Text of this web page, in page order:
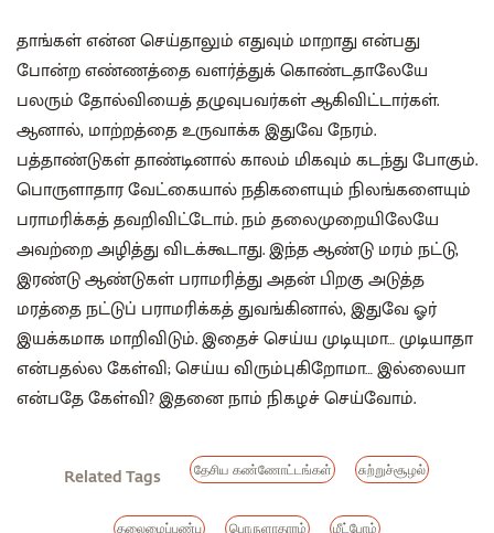
தாங்கள் என்ன செய்தாலும் எதுவும் மாறாது என்பது
போன்ற எண்ணத்தை வளர்த்துக் கொண்டதாலேயே
பலரும் தோல்வியைத் தழுவுபவர்கள் ஆகிவிட்டார்கள்.
ஆனால், மாற்றத்தை உருவாக்க இதுவே நேரம்.
பத்தாண்டுகள் தாண்டினால் காலம் மிகவும் கடந்து போகும்.
பொருளாதார வேட்கையால் நதிகளையும் நிலங்களையும்
பராமரிக்கத் தவறிவிட்டோம். நம் தலைமுறையிலேயே
அவற்றை அழித்து விடக்கூடாது. இந்த ஆண்டு மரம் நட்டு,
இரண்டு ஆண்டுகள் பராமரித்து அதன் பிறகு அடுத்த
மரத்தை நட்டுப் பராமரிக்கத் துவங்கினால், இதுவே ஓர்
இயக்கமாக மாறிவிடும். இதைச் செய்ய முடியுமா… முடியாதா
என்பதல்ல கேள்வி; செய்ய விரும்புகிறோமா… இல்லையா
என்பதே கேள்வி? இதனை நாம் நிகழச் செய்வோம்.
Related Tags தேசிய கண்ணோட்டங்கள் சுற்றுச்சூழல்
தலைமைப்பண்பு பொருளாதாரம் மீட்போம்